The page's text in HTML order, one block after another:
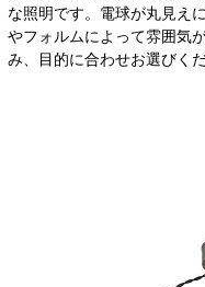
な照明です。電球が丸見え
やフォルムによって雰囲気
み、目的に合わせお選びくだ